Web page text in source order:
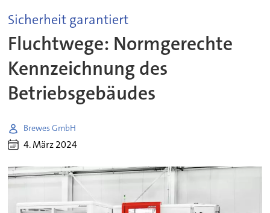
Sicherheit garantiert
Fluchtwege: Normgerechte
Kennzeichnung des
Betriebsgebäudes
Brewes GmbH
4. März 2024